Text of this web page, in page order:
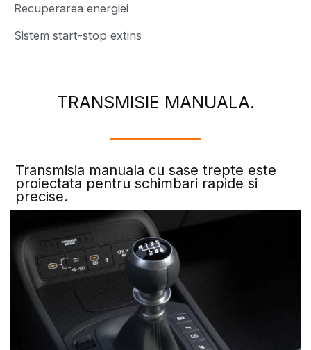
Recuperarea energiei
Sistem start-stop extins
TRANSMISIE MANUALA.
Transmisia manuala cu sase trepte este
proiectata pentru schimbari rapide si
precise.